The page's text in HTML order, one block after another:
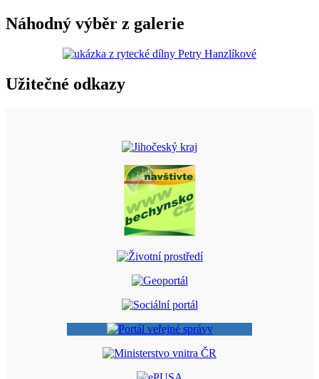
Náhodný výběr z galerie
Užitečné odkazy